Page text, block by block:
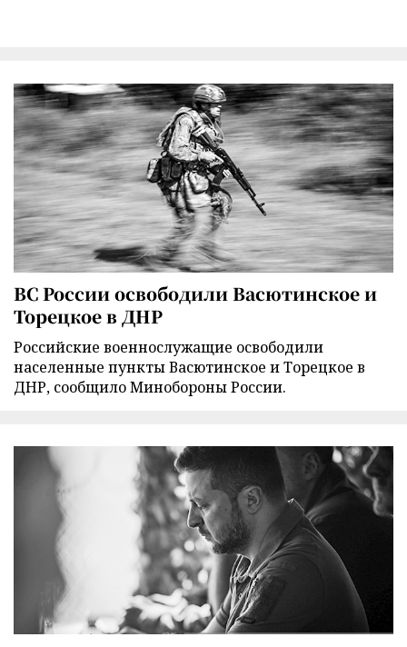
ВС России освободили Васютинское и
Торецкое в ДНР
Российские военнослужащие освободили
населенные пункты Васютинское и Торецкое в
ДНР, сообщило Минобороны России.